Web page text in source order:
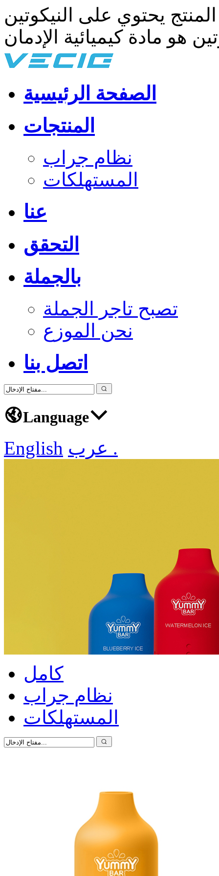
الصفحة الرئيسية
المنتجات
نظام جراب
المستهلكات
عنا
التحقق
بالجملة
تصبح تاجر الجملة
نحن الموزع
اتصل بنا
Language
English عرب .
كامل
نظام جراب
المستهلكات